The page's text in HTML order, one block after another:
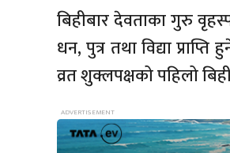
बिहीबार देवताका गुरु
धन, पुत्र तथा विद्या
व्रत शुक्लपक्षको पहिलो